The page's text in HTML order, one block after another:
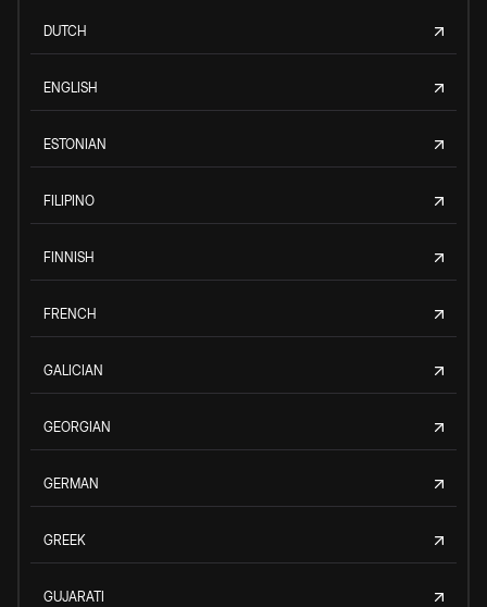
DUTCH
ENGLISH
ESTONIAN
FILIPINO
FINNISH
FRENCH
GALICIAN
GEORGIAN
GERMAN
GREEK
GUJARATI